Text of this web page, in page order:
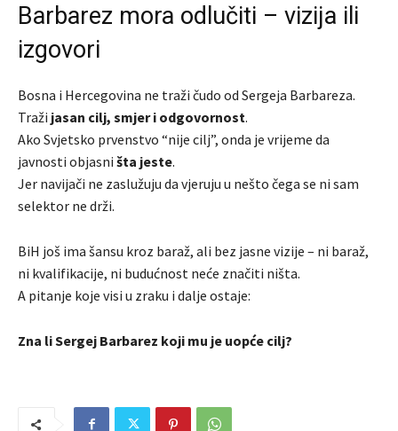
Barbarez mora odlučiti – vizija ili
izgovori
Bosna i Hercegovina ne traži čudo od Sergeja Barbareza.
Traži jasan cilj, smjer i odgovornost.
Ako Svjetsko prvenstvo “nije cilj”, onda je vrijeme da
javnosti objasni šta jeste.
Jer navijači ne zaslužuju da vjeruju u nešto čega se ni sam
selektor ne drži.
BiH još ima šansu kroz baraž, ali bez jasne vizije – ni baraž,
ni kvalifikacije, ni budućnost neće značiti ništa.
A pitanje koje visi u zraku i dalje ostaje:
Zna li Sergej Barbarez koji mu je uopće cilj?